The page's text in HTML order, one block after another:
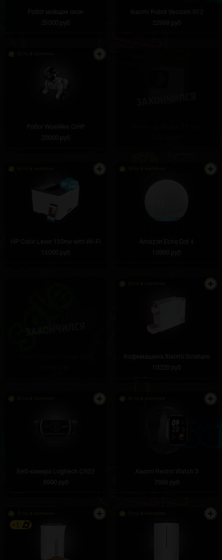
Робот мойщик окон
25000 руб
Xiaomi Robot Vacuum S12
22999 руб
Робот WowWee CHiP
20000 руб
HP Color Laser 150nw with Wi-Fi
15000 руб
Amazon Echo Dot 4
10990 руб
Кофемашина Xiaomi Scishare
10220 руб
Веб-камера Logitech C922
8990 руб
Xiaomi Redmi Watch 3
7999 руб
+1